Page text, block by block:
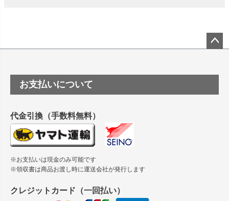
塩ビのロール紙で離型紙が透明の商品はありますか
つや消し半透明ラベルのロールタイプはありますか？
縦420mm×横650mmの包装紙に適した紙はありますか？
ップ
お支払いについて
代金引換（手数料無料）
※お支払いは現金のみ可能です
※領収書は商品お渡し時に運送会社が発行します
クレジットカード（一回払い）